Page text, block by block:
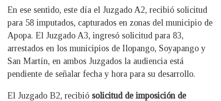
En ese sentido, este día el Juzgado A2, recibió solicitud
para 58 imputados, capturados en zonas del municipio de
Apopa. El Juzgado A3, ingresó solicitud para 83,
arrestados en los municipios de Ilopango, Soyapango y
San Martín, en ambos Juzgados la audiencia está
pendiente de señalar fecha y hora para su desarrollo.
El Juzgado B2, recibió solicitud de imposición de